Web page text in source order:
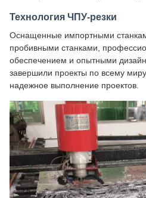
Технология ЧПУ-резки
Оснащенные импортными
пробивными станками,
обеспечением и опытными
завершили проекты по всему
надежное выполнение проектов.